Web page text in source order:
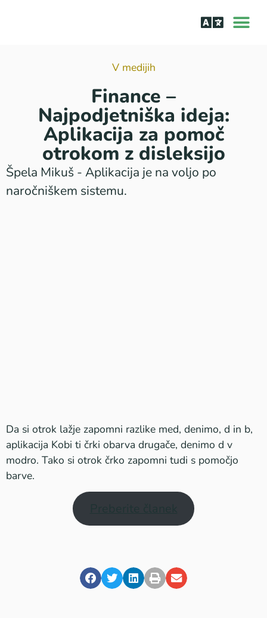
V medijih
Finance –
Najpodjetniška ideja:
Aplikacija za pomoč
otrokom z disleksijo
Špela Mikuš - Aplikacija je na voljo po
naročniškem sistemu.
Da si otrok lažje zapomni razlike med, denimo, d in b,
aplikacija Kobi ti črki obarva drugače, denimo d v
modro. Tako si otrok črko zapomni tudi s pomočjo
barve.